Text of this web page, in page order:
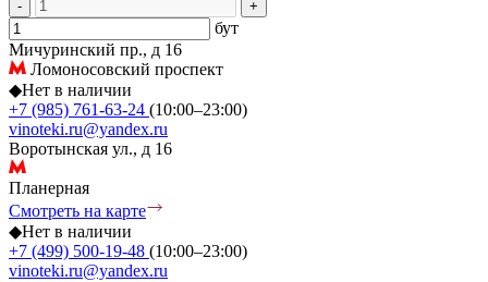
- +
бут
Мичуринский пр., д 16
Ломоносовский проспект
◆Нет в наличии
+7 (985) 761-63-24 (10:00–23:00)
vinoteki.ru@yandex.ru
Воротынская ул., д 16
Планерная
Смотреть на карте
◆Нет в наличии
+7 (499) 500-19-48 (10:00–23:00)
vinoteki.ru@yandex.ru